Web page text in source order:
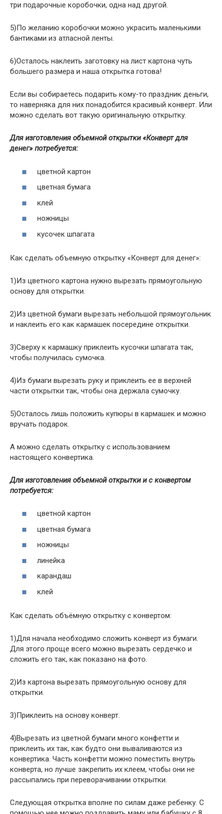
три подарочные коробочки, одна над другой.
5)По желанию коробочки можно украсить маленькими
бантиками из атласной ленты.
6)Осталось наклеить заготовку на лист картона чуть
большего размера и наша открытка готова!
Если вы собираетесь подарить кому-то праздник деньги,
то наверняка для них понадобится красивый конверт. Или
можно сделать вот такую оригинальную открытку.
Для изготовления объемной открытки «Конверт для
денег» потребуется:
цветной картон
цветная бумага
клей
ножницы
кусочек шпагата
Как сделать объемную открытку «Конверт для денег»:
1)Из цветного картона нужно вырезать прямоугольную
основу для открытки.
2)Из цветной бумаги вырезать небольшой прямоугольник
и наклеить его как кармашек посередине открытки.
3)Сверху к кармашку приклеить кусочки шпагата так,
чтобы получилась сумочка.
4)Из бумаги вырезать руку и приклеить ее в верхней
части открытки так, чтобы она держала сумочку.
5)Осталось лишь положить купюры в кармашек и можно
вручать подарок.
А можно сделать открытку с использованием
настоящего конвертика.
Для изготовления объемной открытки и с конвертом
потребуется:
цветной картон
цветная бумага
ножницы
линейка
карандаш
клей
Как сделать объёмную открытку с конвертом:
1)Для начала необходимо сложить конверт из бумаги.
Для этого проще всего можно вырезать сердечко и
сложить его так, как показано на фото.
2)Из картона вырезать прямоугольную основу для
открытки.
3)Приклеить на основу конверт.
4)Вырезать из цветной бумаги много конфетти и
приклеить их так, как будто они вываливаются из
конвертика. Часть конфетти можно поместить внутрь
конверта, но лучше закрепить их клеем, чтобы они не
рассыпались при переворачивании открытки.
Следующая открытка вполне по силам даже ребенку. С